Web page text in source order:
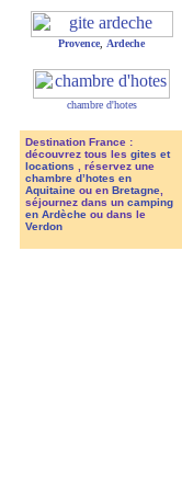
Provence Ardeche
chambre d'hotes
Destination France :
découvrez tous les gites et
locations
, réservez une
chambre d’hotes en
Aquitaineou en Bretagne,
séjournez dans un camping
en Ardècheou dans le
Verdon